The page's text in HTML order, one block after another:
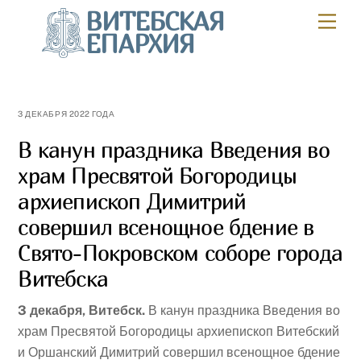
content
ВИТЕБСКАЯ
ЕПАРХИЯ
3 ДЕКАБРЯ 2022 ГОДА
В канун праздника Введения во
храм Пресвятой Богородицы
архиепископ Димитрий
совершил всенощное бдение в
Свято-Покровском соборе города
Витебска
3 декабря, Витебск. В канун праздника Введения во
храм Пресвятой Богородицы архиепископ Витебский
и Оршанский Димитрий совершил всенощное бдение